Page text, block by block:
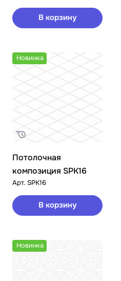
В корзину
Новинка
Потолочная
композиция SPK16
Арт. SPK16
В корзину
Новинка